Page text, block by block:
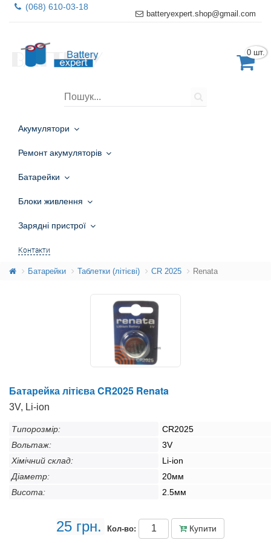
(068) 610-03-18
batteryexpert.shop@gmail.com
0 шт.
Акумулятори
Ремонт акумуляторів
Батарейки
Блоки живлення
Зарядні пристрої
Контакти
Батарейки Таблетки (літієві) CR 2025 Renata
Батарейка літієва CR2025 Renata
3V, Li-ion
Типорозмір:
CR2025
Вольтаж:
3V
Хімічний склад:
Li-ion
Діаметр:
20мм
Висота:
2.5мм
25 грн. Кол-во: Купити